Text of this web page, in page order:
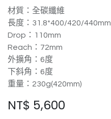
材質：全碳纖維
長度：31.8*400/420/440mm
Drop：110mm
Reach：72mm
外擴角：6度
下斜角：6度
重量：230g(420mm)
NT$ 5,600